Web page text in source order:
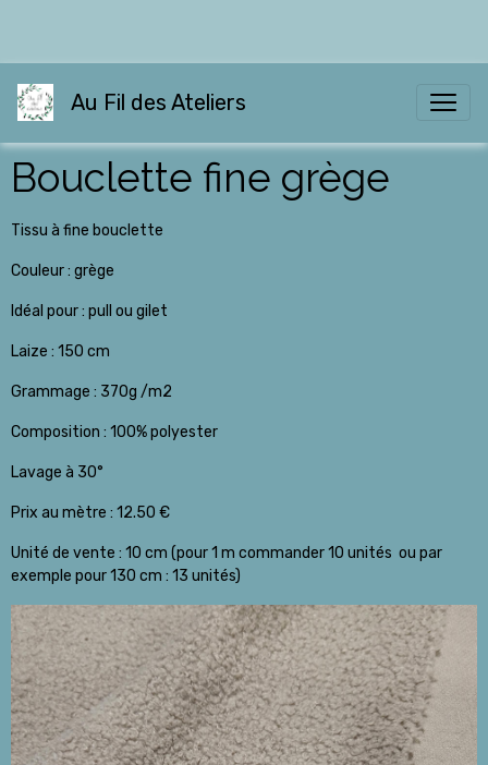
Au Fil des Ateliers
Bouclette fine grège
Tissu à fine bouclette
Couleur : grège
Idéal pour : pull ou gilet
Laize : 150 cm
Grammage : 370g /m2
Composition : 100% polyester
Lavage à 30°
Prix au mètre : 12.50 €
Unité de vente : 10 cm (pour 1 m commander 10 unités ou par
exemple pour 130 cm : 13 unités)